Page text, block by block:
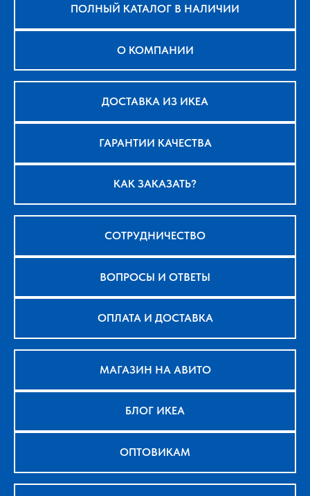
ПОЛНЫЙ КАТАЛОГ В НАЛИЧИИ
О КОМПАНИИ
ДОСТАВКА ИЗ ИКЕА
ГАРАНТИИ КАЧЕСТВА
КАК ЗАКАЗАТЬ?
СОТРУДНИЧЕСТВО
ВОПРОСЫ И ОТВЕТЫ
ОПЛАТА И ДОСТАВКА
МАГАЗИН НА АВИТО
БЛОГ ИКЕА
ОПТОВИКАМ